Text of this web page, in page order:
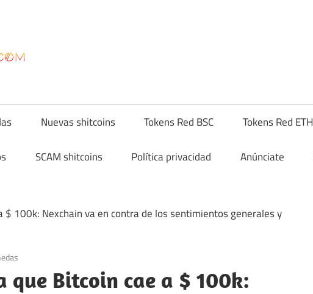
Nuevas shitcoins Tokens Red BSC Tokens Red ETH
SCAM shitcoins Política privacidad Anúnciate
que Bitcoin cae a $ 100k: